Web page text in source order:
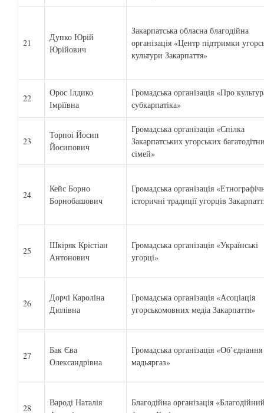
21
Дупко Юрій
Юрійович
Закарпатська обласна благодійна
організація «Центр підтримки
культури Закарпаття»
22
Орос Ілдико
Імріївна
Громадська організація «Про
субкарпатіка»
23
Торпоі Йосип
Йосипович
Громадська організація «Спілка
Закарпатських угорських
сімей»
24
Кейс Борно
Борнобашович
Громадська організація
історичні традиції угорців
25
Шкіряк Крістіан
Антонович
Громадська організація «Українські
угорці»
26
Дорчі Кароліна
Дюлівна
Громадська організація «Асоціація
угорськомовних медіа Закарпаття»
27
Бак Єва
Олександрівна
Громадська організація «Об’єднання
мадьяргаз»
28
Вароді Наталія
Благодійна організація